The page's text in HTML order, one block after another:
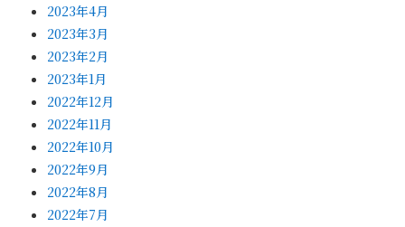
2023年4月
2023年3月
2023年2月
2023年1月
2022年12月
2022年11月
2022年10月
2022年9月
2022年8月
2022年7月